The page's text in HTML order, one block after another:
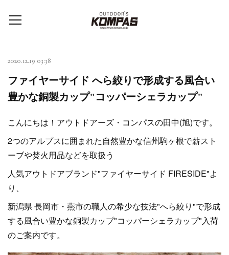
2020.12.19 03:38
ファイヤーサイド へら絞りで形成する風合い
豊かな銅製カップ"コッパーシェラカップ"
こんにちは！アウトドアーズ・コンパスの田中(旭)です。
2つのアルプスに囲まれた自然豊かな信州駒ヶ根で薪スト
ーブや焚火用品などを取扱う
人気アウトドアブランド"ファイヤーサイド FIRESIDE"よ
り、
新潟県 長岡市・燕市の職人の希少な技法"へら絞り"で形成
する風合い豊かな銅製カップ"コッパーシェラカップ"入荷
のご案内です。